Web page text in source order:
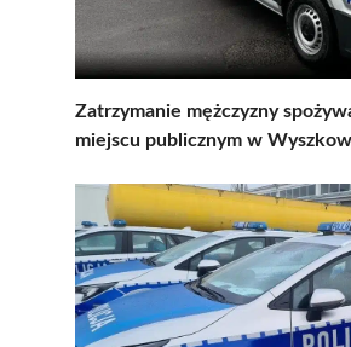
Zatrzymanie mężczyzny
miejscu publicznym w